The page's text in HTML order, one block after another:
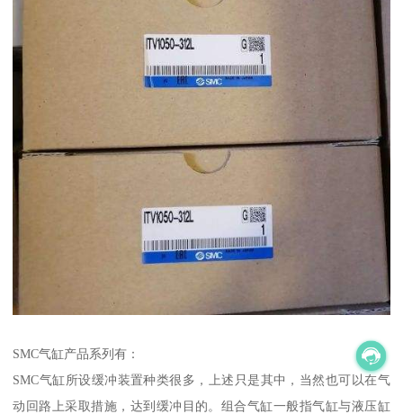
SMC气缸产品系列有：
SMC气缸所设缓冲装置种类很多，上述只是其中，当然也可以在气
动回路上采取措施，达到缓冲目的。组合气缸一般指气缸与液压缸